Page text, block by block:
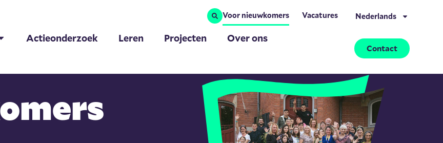
Voor nieuwkomers Vacatures Nederlands
Actieonderzoek Leren Projecten
Over ons
Contact